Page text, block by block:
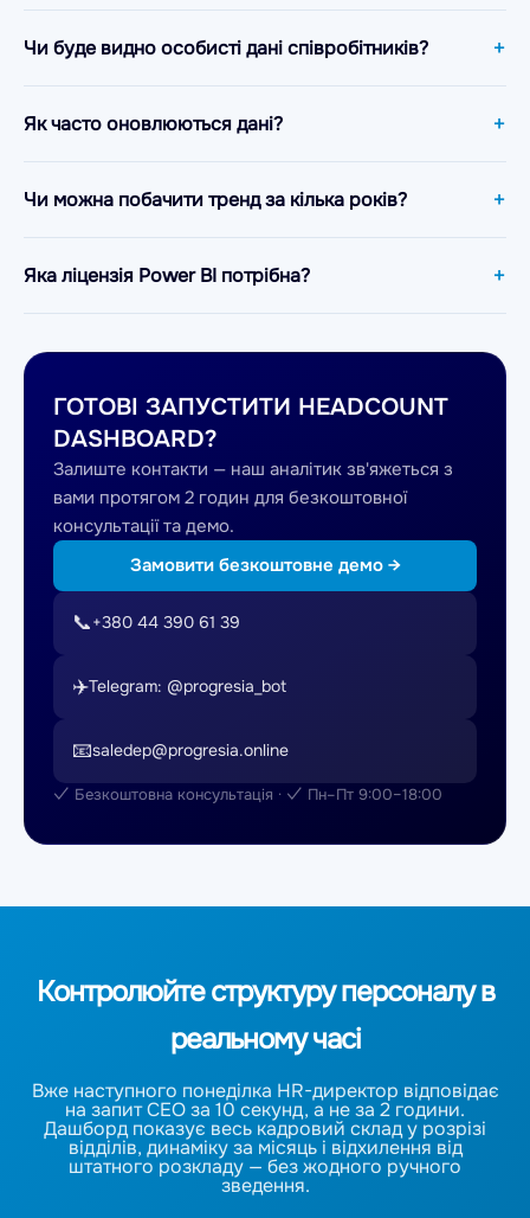
Чи буде видно особисті дані співробітників?
Як часто оновлюються дані?
Чи можна побачити тренд за кілька років?
Яка ліцензія Power BI потрібна?
ГОТОВІ ЗАПУСТИТИ HEADCOUNT
DASHBOARD?
Залиште контакти — наш аналітик зв'яжеться з
вами протягом 2 годин для безкоштовної
консультації та демо.
Замовити безкоштовне демо →
📞+380 44 390 61 39
✈️Telegram: @progresia_bot
📧saledep@progresia.online
✓ Безкоштовна консультація · ✓ Пн–Пт 9:00–18:00
Контролюйте структуру персоналу в
реальному часі
Вже наступного понеділка HR-директор відповідає
на запит CEO за 10 секунд, а не за 2 години.
Дашборд показує весь кадровий склад у розрізі
відділів, динаміку за місяць і відхилення від
штатного розкладу — без жодного ручного
зведення.